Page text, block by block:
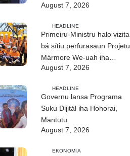
2026
August 7, 2026
HEADLINE
Primeiru-Ministru halo vizita
bá sítiu perfurasaun Projetu
Mármore We-uah iha
Ilimanu
August 7, 2026
HEADLINE
Governu lansa Programa
Suku Dijitál iha Hohorai,
Mantutu
August 7, 2026
EKONOMIA